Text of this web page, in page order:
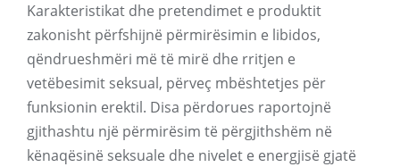
Karakteristikat dhe pretendimet e produktit
zakonisht përfshijnë përmirësimin e libidos,
qëndrueshmëri më të mirë dhe rritjen e
vetëbesimit seksual, përveç mbështetjes për
funksionin erektil. Disa përdorues raportojnë
gjithashtu një përmirësim të përgjithshëm në
kënaqësinë seksuale dhe nivelet e energjisë gjatë